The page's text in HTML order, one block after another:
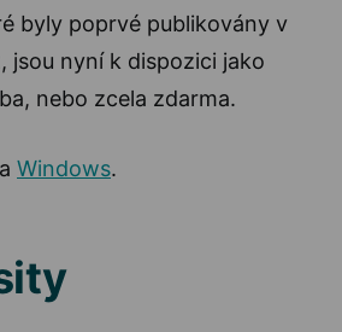
byly poprvé publikovány v
jsou nyní k dispozici jako
nebo zcela zdarma.
a Windows.